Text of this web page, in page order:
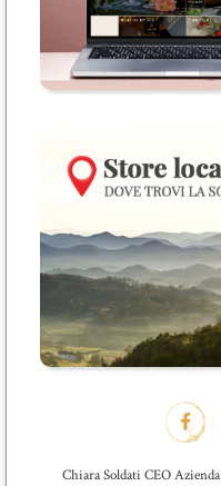
Chiara Soldati CEO